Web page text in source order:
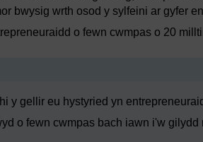
bwysig wrth osod y sylfeini ar gyfer
o fewn cwmpas o 20
y gellir eu hystyried yn
o fewn cwmpas bach iawn i'w gilydd